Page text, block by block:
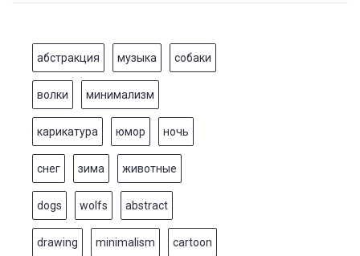
абстракция музыка собаки
волки минимализм
карикатура юмор ночь
снег зима животные
dogs wolfs abstract
drawing minimalism cartoon